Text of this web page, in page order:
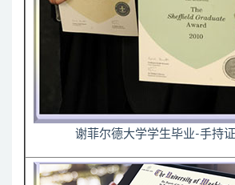
谢菲尔德大学学生毕业-手持